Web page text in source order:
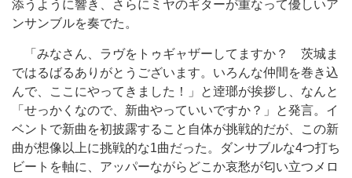
添うように響き、さらにミヤのギターが重なって優しいア
ンサンブルを奏でた。
「みなさん、ラヴをトゥギャザーしてますか？ 茨城ま
ではるばるありがとうございます。いろんな仲間を巻き込
んで、ここにやってきました！」と逹瑯が挨拶し、なんと
「せっかくなので、新曲やっていいですか？」と発言。イ
ベントで新曲を初披露すること自体が挑戦的だが、この新
曲が想像以上に挑戦的な1曲だった。ダンサブルな4つ打ち
ビートを軸に、アッパーながらどこか哀愁が匂い立つメロ